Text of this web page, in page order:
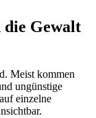
die Gewalt
Meist kommen
ungünstige
einzelne